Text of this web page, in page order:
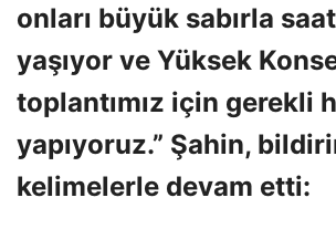
onları büyük sabırla
yaşıyor ve Yüksek
toplantımız için gerekli
yapıyoruz.” Şahin,
kelimelerle devam etti: